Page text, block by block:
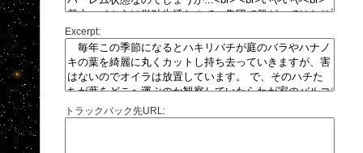
Excerpt:
トラックバック先URL: